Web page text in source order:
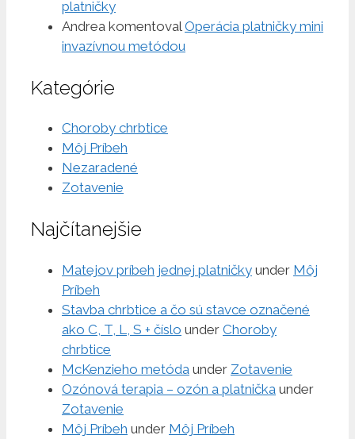
platničky
Andrea komentoval Operácia platničky mini
invazívnou metódou
Kategórie
Choroby chrbtice
Môj Príbeh
Nezaradené
Zotavenie
Najčítanejšie
Matejov príbeh jednej platničky under Môj
Príbeh
Stavba chrbtice a čo sú stavce označené
ako C, T, L, S + číslo under Choroby
chrbtice
McKenzieho metóda under Zotavenie
Ozónová terapia – ozón a platnička under
Zotavenie
Môj Príbeh under Môj Príbeh